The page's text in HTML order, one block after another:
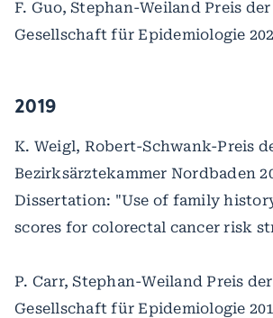
F. Guo, Stephan-Weiland Preis
Gesellschaft für Epidemiologie
2019
K. Weigl, Robert-Schwank-Preis
Bezirksärztekammer Nordbaden
Dissertation: "Use of family
scores for colorectal cancer risk
P. Carr, Stephan-Weiland Preis
Gesellschaft für Epidemiologie